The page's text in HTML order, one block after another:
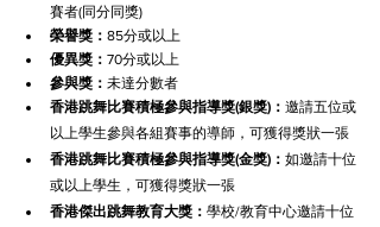
賽者(同分同獎)
榮譽獎： 85分或以上
優異獎： 70分或以上
參與獎： 未達分數者
香港跳舞比賽積極參與指導獎(銀獎)： 邀請五位或
以上學生參與各組賽事的導師，可獲得獎狀一張
香港跳舞比賽積極參與指導獎(金獎)： 如邀請十位
或以上學生，可獲得獎狀一張
香港傑出跳舞教育大獎： 學校/教育中心邀請十位